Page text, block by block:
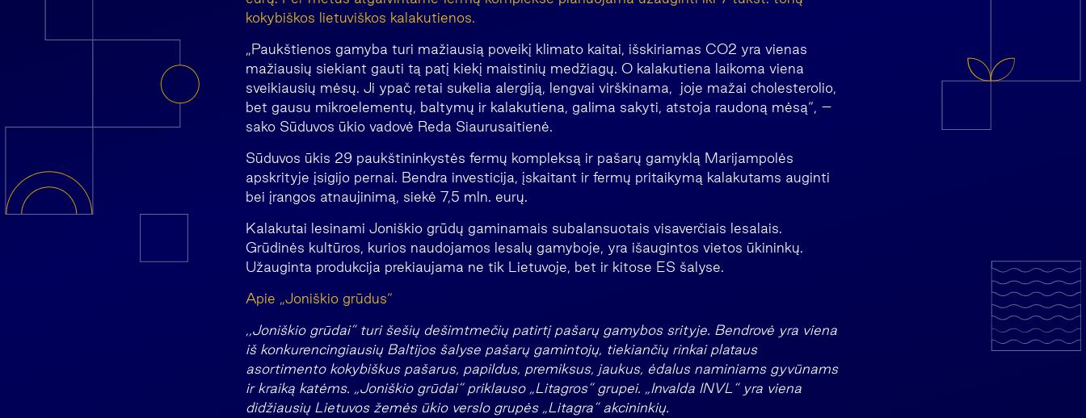
kokybiškos lietuviškos kalakutienos.
„Paukštienos gamyba turi mažiausią poveikį klimato kaitai, išskiriamas CO2 yra vienas
mažiausių siekiant gauti tą patį kiekį maistinių medžiagų. O kalakutiena laikoma viena
sveikiausių mėsų. Ji ypač retai sukelia alergiją, lengvai virškinama, joje mažai cholesterolio,
bet gausu mikroelementų, baltymų ir kalakutiena, galima sakyti, atstoja raudoną mėsą“, –
sako Sūduvos ūkio vadovė Reda Siaurusaitienė.
Sūduvos ūkis 29 paukštininkystės fermų kompleksą ir pašarų gamyklą Marijampolės
apskrityje įsigijo pernai. Bendra investicija, įskaitant ir fermų pritaikymą kalakutams auginti
bei įrangos atnaujinimą, siekė 7,5 mln. eurų.
Kalakutai lesinami Joniškio grūdų gaminamais subalansuotais visaverčiais lesalais.
Grūdinės kultūros, kurios naudojamos lesalų gamyboje, yra išaugintos vietos ūkininkų.
Užauginta produkcija prekiaujama ne tik Lietuvoje, bet ir kitose ES šalyse.
Apie „Joniškio grūdus“
,,Joniškio grūdai“ turi šešių dešimtmečių patirtį pašarų gamybos srityje. Bendrovė yra viena
iš konkurencingiausių Baltijos šalyse pašarų gamintojų, tiekiančių rinkai plataus
asortimento kokybiškus pašarus, papildus, premiksus, jaukus, ėdalus naminiams gyvūnams
ir kraiką katėms. „Joniškio grūdai“ priklauso „Litagros“ grupei. „Invalda INVL“ yra viena
didžiausių Lietuvos žemės ūkio verslo grupės „Litagra“ akcininkių.